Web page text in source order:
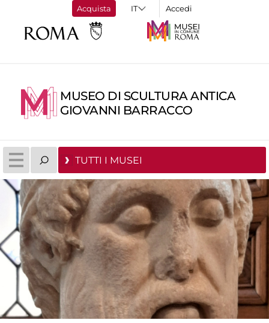
Acquista Accedi
MUSEO DI SCULTURA ANTICA
GIOVANNI BARRACCO
TUTTI I MUSEI